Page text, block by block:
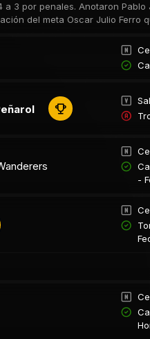
3 por penales. Anotaron
del meta Oscar Julio Ferro
-